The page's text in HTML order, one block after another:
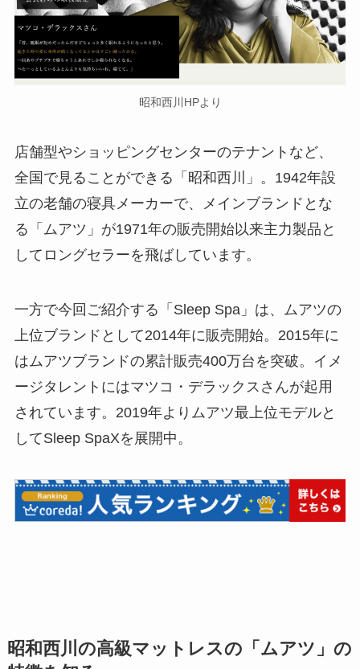
昭和西川HPより
店舗型やショッピングセンターのテナントなど、
全国で見ることができる「昭和西川」。1942年設
立の老舗の寝具メーカーで、メインブランドとな
る「ムアツ」が1971年の販売開始以来主力製品と
してロングセラーを飛ばしています。
一方で今回ご紹介する「Sleep Spa」は、ムアツの
上位ブランドとして2014年に販売開始。2015年に
はムアツブランドの累計販売400万台を突破。イメ
ージタレントにはマツコ・デラックスさんが起用
されています。2019年よりムアツ最上位モデルと
してSleep SpaXを展開中。
昭和西川の高級マットレスの「ムアツ」の